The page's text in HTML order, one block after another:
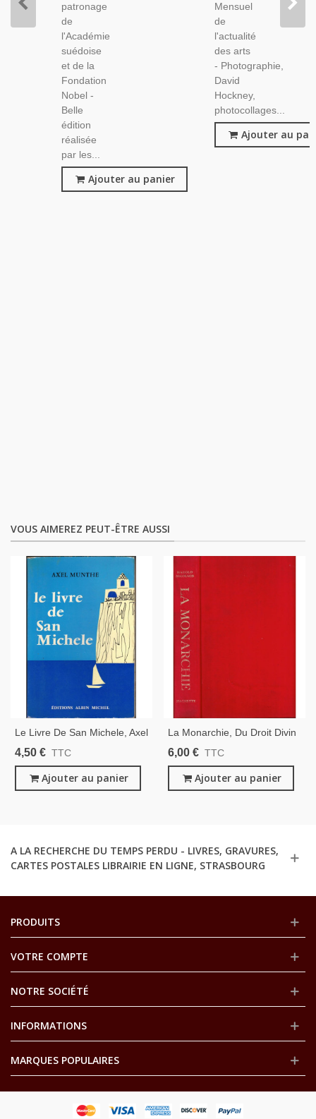
patronage
de
l'Académie
suédoise
et de la
Fondation
Nobel -
Belle
édition
réalisée
par les...
Ajouter au panier
Mensuel
de
l'actualité
des arts
- Photographie,
David
Hockney,
photocollages...
Ajouter au
VOUS AIMEREZ PEUT-ÊTRE AUSSI
Le Livre De San Michele, Axel
Munthe, 1961 - Capri,
Suédois,
4,50 € TTC
Ajouter au panier
La Monarchie, Du Droit Divin
Aux Constitutions Modernes,
Histoire De France,
6,00 € TTC
Ajouter au panier
A LA RECHERCHE DU TEMPS PERDU - LIVRES, GRAVURES,
CARTES POSTALES LIBRAIRIE EN LIGNE, STRASBOURG
PRODUITS
VOTRE COMPTE
NOTRE SOCIÉTÉ
INFORMATIONS
MARQUES POPULAIRES